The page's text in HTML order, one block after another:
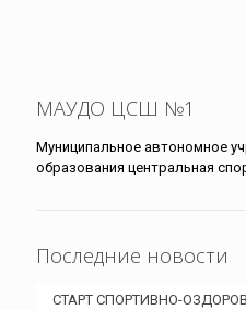
МАУДО ЦСШ №1
Муниципальное автономное
образования центральная
Последние новости
СТАРТ СПОРТИВНО-